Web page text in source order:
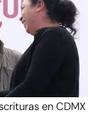
en CDMX